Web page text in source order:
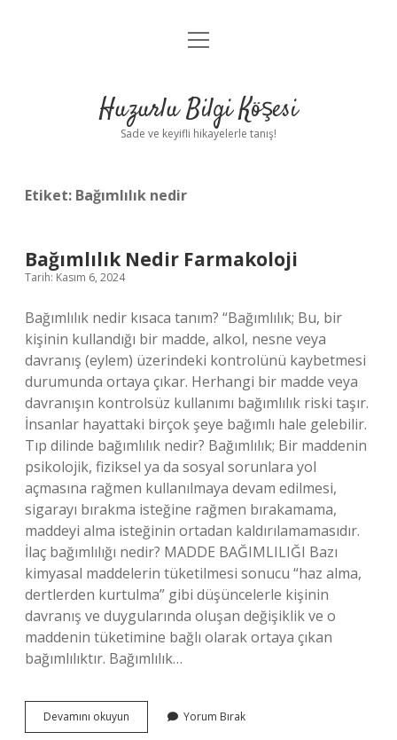
Anasayfa
Yasal Uyarı
menüyü
Huzurlu Bilgi Köşesi
Sade ve keyifli hikayelerle tanış!
Etiket: Bağımlılık nedir
Bağımlılık Nedir Farmakoloji
Tarih: Kasım 6, 2024
Bağımlılık nedir kısaca tanım? “Bağımlılık; Bu, bir
kişinin kullandığı bir madde, alkol, nesne veya
davranış (eylem) üzerindeki kontrolünü kaybetmesi
durumunda ortaya çıkar. Herhangi bir madde veya
davranışın kontrolsüz kullanımı bağımlılık riski taşır.
İnsanlar hayattaki birçok şeye bağımlı hale gelebilir.
Tıp dilinde bağımlılık nedir? Bağımlılık; Bir maddenin
psikolojik, fiziksel ya da sosyal sorunlara yol
açmasına rağmen kullanılmaya devam edilmesi,
sigarayı bırakma isteğine rağmen bırakamama,
maddeyi alma isteğinin ortadan kaldırılamamasıdır.
İlaç bağımlılığı nedir? MADDE BAĞIMLILIĞI Bazı
kimyasal maddelerin tüketilmesi sonucu “haz alma,
dertlerden kurtulma” gibi düşüncelerle kişinin
davranış ve duygularında oluşan değişiklik ve o
maddenin tüketimine bağlı olarak ortaya çıkan
bağımlılıktır. Bağımlılık…
Devamını okuyun Bağımlılık
Nedir
Yorum Bırak